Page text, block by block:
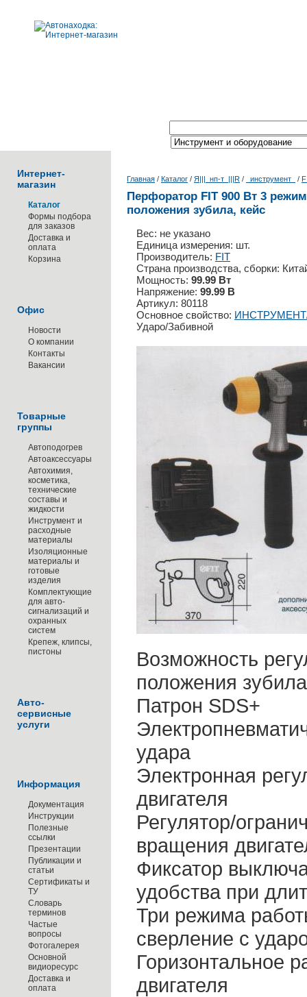
Интернет-
магазин
Каталог
Формы подбора
для заказов
Доставка и
оплата
Корзина
Офис
Новости
О компании
Контакты
Вакансии
Товарные
группы
Автоподогрев
Автоаксессуары
Автохимия,
косметика,
технические
составы и
жидкости
Инструмент и
расходные
материалы
Изоляционные
материалы и
готовые
изделия
Комплектующие
для авто-
сигнализаций и
охранных
систем
Крепеж, клипсы,
пистоны
Авто-
сервисные
услуги
Информация
Документация
Инструкции
Полезные
ссылки
Презентации
Публикации и
статьи
Сертификаты и
ТУ
Словарь
терминов
Частые
вопросы
Фотогалерея
Основной
видиоресурс
Доставка и
оплата
Главная / Каталог / Я|||_нп-т_|||R / _инструмент_ /
Перфоратор FIT 900 Вт 3
положения зубила, кейс
Вес: не указано
Единица измерения: шт.
Производитель: FIT
Страна производства, сборки:
Мощность: 99.99 Вт
Напряжение: 99.99 В
Артикул: 80118
Основное свойство:
Ударо/Забивной
Возможность
положения
Патрон SDS+
удара
Электронная
двигателя
Регулятор/
вращения
Фиксатор
удобства при
Три режима
сверление с
Горизонтальное
двигателя